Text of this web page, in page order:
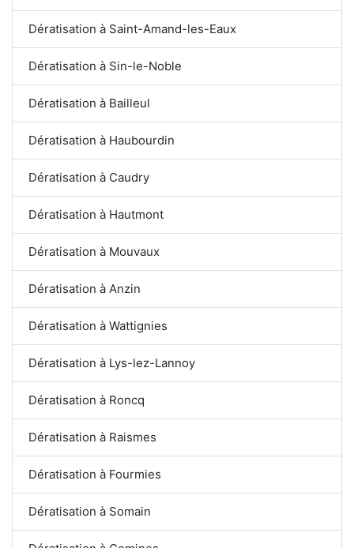
Dératisation à Saint-Amand-les-Eaux
Dératisation à Sin-le-Noble
Dératisation à Bailleul
Dératisation à Haubourdin
Dératisation à Caudry
Dératisation à Hautmont
Dératisation à Mouvaux
Dératisation à Anzin
Dératisation à Wattignies
Dératisation à Lys-lez-Lannoy
Dératisation à Roncq
Dératisation à Raismes
Dératisation à Fourmies
Dératisation à Somain